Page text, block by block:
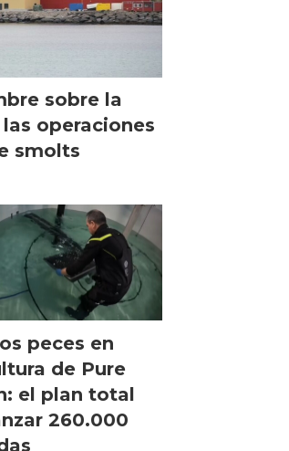
sobre la
operaciones
smolts
peces en
de Pure
el plan total
260.000